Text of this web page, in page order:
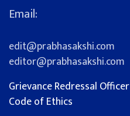
Email:
edit@prabhasakshi.com
editor@prabhasakshi.com
Grievance Redressal Officer
Code of Ethics